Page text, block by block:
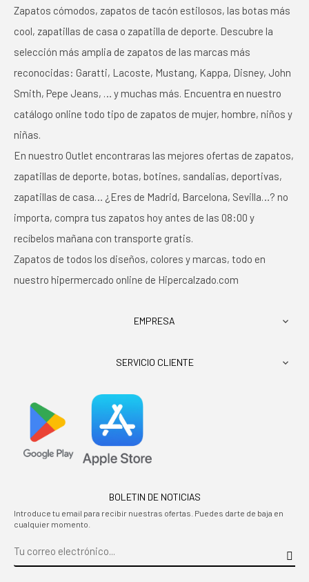
Zapatos cómodos, zapatos de tacón estilosos, las botas más
cool, zapatillas de casa o zapatilla de deporte. Descubre la
selección más amplia de zapatos de las marcas más
reconocidas: Garatti, Lacoste, Mustang, Kappa, Disney, John
Smith, Pepe Jeans, … y muchas más. Encuentra en nuestro
catálogo online todo tipo de zapatos de mujer, hombre, niños y
niñas.
En nuestro Outlet encontraras las mejores ofertas de zapatos,
zapatillas de deporte, botas, botines, sandalias, deportivas,
zapatillas de casa… ¿Eres de Madrid, Barcelona, Sevilla…? no
importa, compra tus zapatos hoy antes de las 08:00 y
recíbelos mañana con transporte gratis.
Zapatos de todos los diseños, colores y marcas, todo en
nuestro hipermercado online de Hipercalzado.com
EMPRESA 
SERVICIO CLIENTE 
BOLETIN DE NOTICIAS
Introduce tu email para recibir nuestras ofertas. Puedes darte de baja en
cualquier momento.